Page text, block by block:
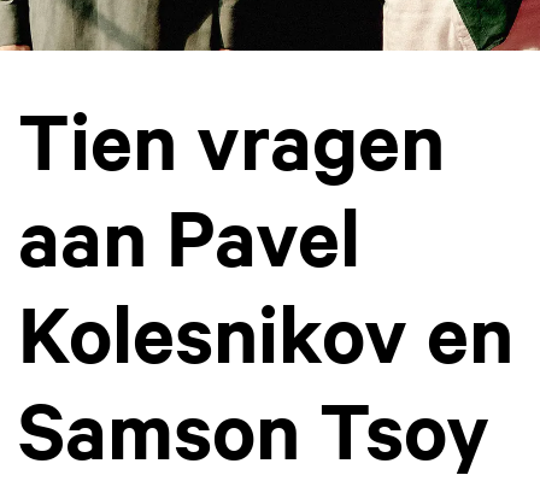
Tien vragen
aan Pavel
Kolesnikov en
Samson Tsoy